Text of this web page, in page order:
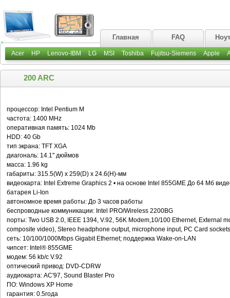
Главная FAQ
Acer HP Lenovo-IBM LG MSI Toshiba Fujitsu-Siemens Apple
200 ARC
процессор: Intel Pentium M
частота: 1400 MHz
оперативная память: 1024 Mb
HDD: 40 Gb
тип экрана: TFT XGA
диагональ: 14.1'' дюймов
масса: 1.96 kg
габариты: 315.5(W) x 259(D) x 24.6(H)-мм
видеокарта: Intel Extreme Graphics 2 • на основе Intel 855GME До 64 Мб
батарея Li-Ion
автономное время работы: До 3 часов работы
беспроводные коммуникации: Intel PRO/Wireless 2200BG
порты: Two USB 2.0, IEEE 1394, V.92, 56K Modem,10/100 Ethernet, External
composite video), Stereo headphone output, microphone input, PC Card
сеть: 10/100/1000Mbps Gigabit Ethernet; поддержка Wake-on-LAN
чипсет: Intel® 855GME
модем: 56 kb/c V.92
оптический привод: DVD-CDRW
аудиокарта: AC'97, Sound Blaster Pro
ПО: Windows XP Home
гарантия: 0.5года